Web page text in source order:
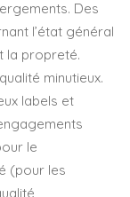
Des
l’état général
la propreté.
minutieux.
labels et
le
(pour les